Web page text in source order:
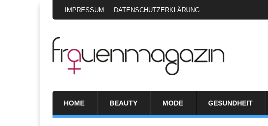
IMPRESSUM DATENSCHUTZERKLÄRUNG
HOME BEAUTY MODE GESUNDHEIT